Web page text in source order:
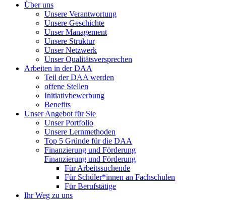
Über uns
Unsere Verantwortung
Unsere Geschichte
Unser Management
Unsere Struktur
Unser Netzwerk
Unser Qualitätsversprechen
Arbeiten in der DAA
Teil der DAA werden
offene Stellen
Initiativbewerbung
Benefits
Unser Angebot für Sie
Unser Portfolio
Unsere Lernmethoden
Top 5 Gründe für die DAA
Finanzierung und Förderung
Finanzierung und Förderung
Für Arbeitssuchende
Für Schüler*innen an Fachschulen
Für Berufstätige
Ihr Weg zu uns